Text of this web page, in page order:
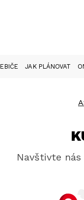
JAK PLÁNOVAT
Navštivte